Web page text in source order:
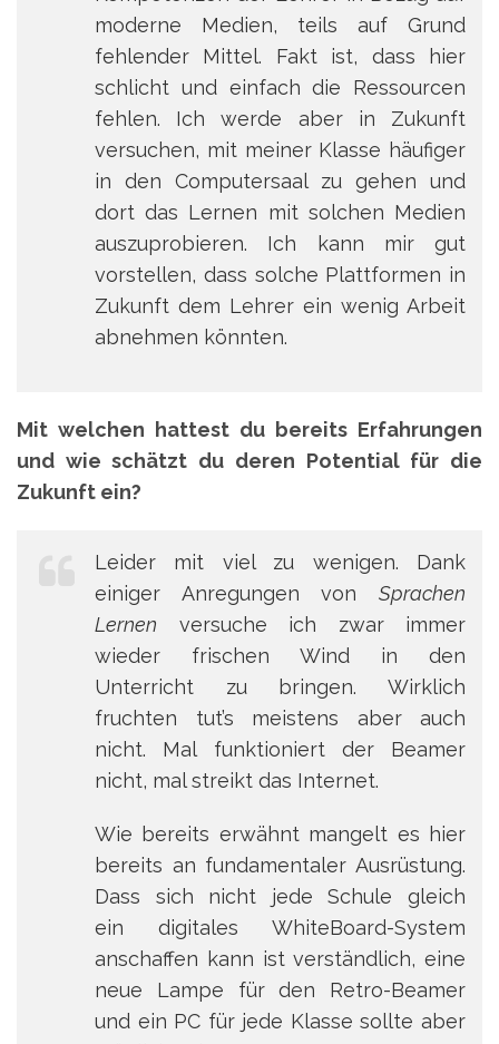
moderne Medien, teils auf Grund
fehlender Mittel. Fakt ist, dass hier
schlicht und einfach die Ressourcen
fehlen. Ich werde aber in Zukunft
versuchen, mit meiner Klasse häufiger
in den Computersaal zu gehen und
dort das Lernen mit solchen Medien
auszuprobieren. Ich kann mir gut
vorstellen, dass solche Plattformen in
Zukunft dem Lehrer ein wenig Arbeit
abnehmen könnten.
Mit welchen hattest du bereits Erfahrungen
und wie schätzt du deren Potential für die
Zukunft ein?
Leider mit viel zu wenigen. Dank
einiger Anregungen von Sprachen
Lernen versuche ich zwar immer
wieder frischen Wind in den
Unterricht zu bringen. Wirklich
fruchten tut’s meistens aber auch
nicht. Mal funktioniert der Beamer
nicht, mal streikt das Internet.
Wie bereits erwähnt mangelt es hier
bereits an fundamentaler Ausrüstung.
Dass sich nicht jede Schule gleich
ein digitales WhiteBoard-System
anschaffen kann ist verständlich, eine
neue Lampe für den Retro-Beamer
und ein PC für jede Klasse sollte aber